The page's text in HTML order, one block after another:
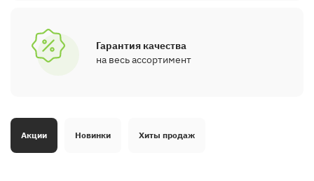
Гарантия качества
на весь ассортимент
Акции Новинки Хиты продаж